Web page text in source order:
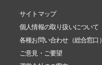
サイトマップ
個人情報の取り扱いについて
各種お問い合わせ（総合窓口）
ご意見・ご要望